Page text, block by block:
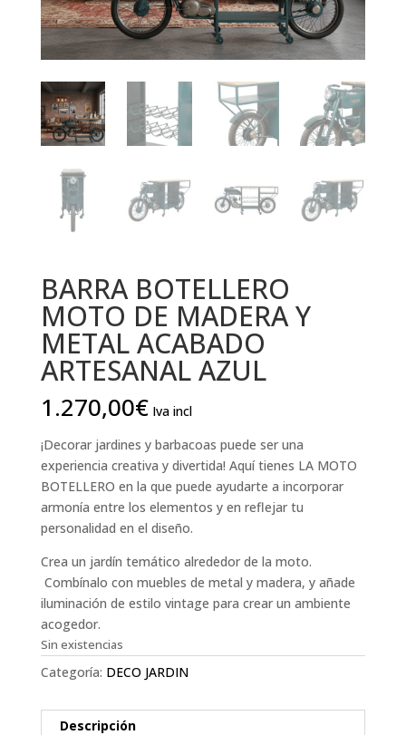
BARRA BOTELLERO
MOTO DE MADERA Y
METAL ACABADO
ARTESANAL AZUL
1.270,00€ Iva incl
¡Decorar jardines y barbacoas puede ser una
experiencia creativa y divertida! Aquí tienes LA MOTO
BOTELLERO en la que puede ayudarte a incorporar
armonía entre los elementos y en reflejar tu
personalidad en el diseño.
Crea un jardín temático alrededor de la moto.
Combínalo con muebles de metal y madera, y añade
iluminación de estilo vintage para crear un ambiente
acogedor.
Sin existencias
Categoría: DECO JARDIN
Descripción